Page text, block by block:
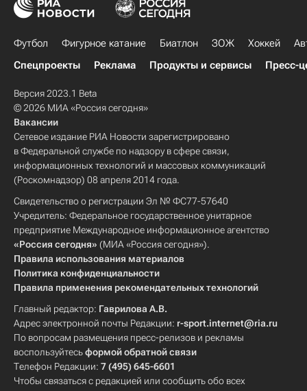
Футбол Фигурное катание Биатлон ЗОЖ Хоккей
Спецпроекты
Реклама Продукты и сервисы Пресс-
Версия 2023.1 Beta
© 2026 МИА «Россия сегодня»
Вакансии
Сетевое издание РИА Новости зарегистрировано
в Федеральной службе по надзору в сфере связи,
информационных технологий и массовых коммуникаций
(Роскомнадзор) 08 апреля 2014 года.
Свидетельство о регистрации Эл № ФС77-57640
Учредитель: Федеральное государственное унитарное
предприятие Международное информационное агентство
«Россия сегодня» (МИА «Россия сегодня»).
Правила использования материалов
Политика конфиденциальности
Правила применения рекомендательных технологий
Главный редактор: Гаврилова А.В.
Адрес электронной почты Редакции: r-sport.internet@ria.ru
По вопросам размещения пресс-релизов и рекламы
воспользуйтесьформой обратной связи
Телефон Редакции: 7 (495) 645-6601
Чтобы связаться с редакцией или сообщить обо всех